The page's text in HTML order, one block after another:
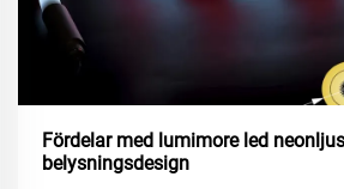
Fördelar med lumimore led
belysningsdesign